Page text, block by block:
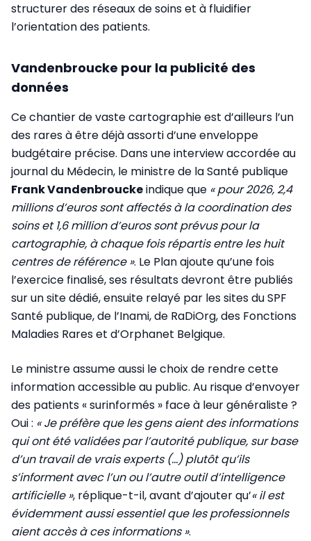
structurer des réseaux de soins et à fluidifier
l’orientation des patients.
Vandenbroucke pour la publicité des
données
Ce chantier de vaste cartographie est d’ailleurs l’un
des rares à être déjà assorti d’une enveloppe
budgétaire précise. Dans une interview accordée au
journal du Médecin, le ministre de la Santé publique
Frank Vandenbrouckeindique que « pour 2026, 2,4
millions d’euros sont affectés à la coordination des
soins et 1,6 million d’euros sont prévus pour la
cartographie, à chaque fois répartis entre les huit
centres de référence ». Le Plan ajoute qu’une fois
l’exercice finalisé, ses résultats devront être publiés
sur un site dédié, ensuite relayé par les sites du SPF
Santé publique, de l’Inami, de RaDiOrg, des Fonctions
Maladies Rares et d’Orphanet Belgique.
Le ministre assume aussi le choix de rendre cette
information accessible au public. Au risque d’envoyer
des patients « surinformés » face à leur généraliste ?
Oui : « Je préfère que les gens aient des informations
qui ont été validées par l’autorité publique, sur base
d’un travail de vrais experts (…) plutôt qu’ils
s’informent avec l’un ou l’autre outil d’intelligence
artificielle », réplique-t-il, avant d’ajouter qu’« il est
évidemment aussi essentiel que les professionnels
aient accès à ces informations ».